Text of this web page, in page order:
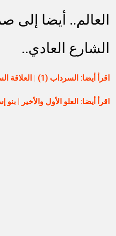
العالم.. أيضا
الشارع العادي..
اقرأ أيضا: السرداب (1) | العلاقة السرية بين محمد علي واليهود
اقرأ أيضا: العلو الأول والأخير |